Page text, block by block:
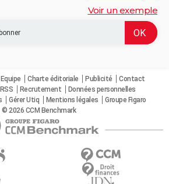
Voir un exemple
Equipe Charte éditoriale Publicité
Contact
RSS Recrutement
Données personnelles
Gérer Utiq Mentions légales
Groupe Figaro
© 2026 CCM Benchmark